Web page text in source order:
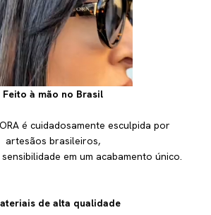
Feito à mão no Brasil
é cuidadosamente esculpida por
artesãos brasileiros,
em um acabamento único.
de alta qualidade